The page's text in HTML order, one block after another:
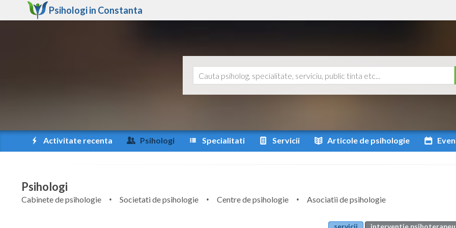
Psihologi in Constanta
Activitate recenta Psihologi Specialitati Servicii Articole de psihologie
Psihologi
Cabinete de psihologie Societati de psihologie Centre de psihologie
Asociatii de psihologie
servicii interventie